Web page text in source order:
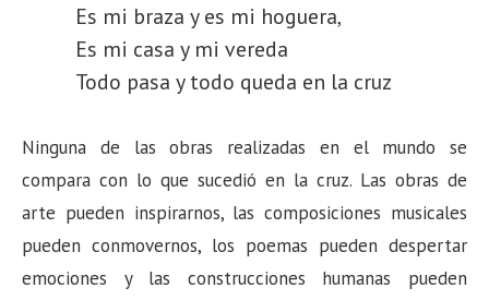
Es mi braza y es mi hoguera,
Es mi casa y mi vereda
Todo pasa y todo queda en la cruz
Ninguna de las obras realizadas en el mundo se
compara con lo que sucedió en la cruz. Las obras de
arte pueden inspirarnos, las composiciones musicales
pueden conmovernos, los poemas pueden despertar
emociones y las construcciones humanas pueden